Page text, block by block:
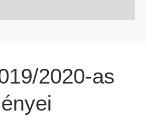
2020-as